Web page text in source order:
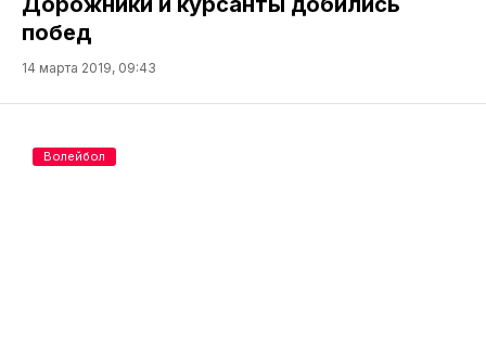
побед
14 марта 2019, 09:43
Волейбол